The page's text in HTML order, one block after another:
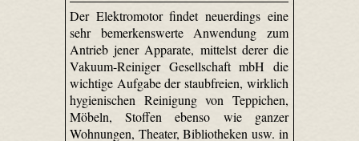
Der Elektromotor findet neuerdings eine
sehr bemerkenswerte Anwendung zum
Antrieb jener Apparate, mittelst derer die
Vakuum-Reiniger Gesellschaft mbH die
wichtige Aufgabe der staubfreien, wirklich
hygienischen Reinigung von Teppichen,
Möbeln, Stoffen ebenso wie ganzer
Wohnungen, Theater, Bibliotheken usw. in